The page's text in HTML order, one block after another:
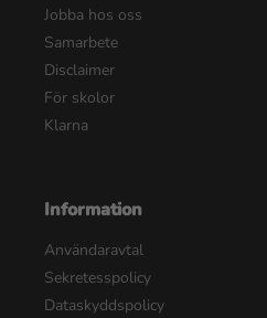
Jobba hos oss
Samarbete
Disclaimer
För skolor
Klarna
Information
Användaravtal
Sekretesspolicy
Dataskyddspolicy